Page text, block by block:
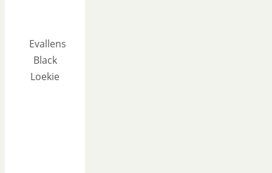
Evallens
Black
Loekie